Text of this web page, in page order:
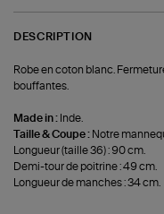
DESCRIPTION
Robe en coton blanc.
bouffantes.
Made in : Inde.
Taille & Coupe : Notre
Longueur (taille 36) : 90 cm.
Demi-tour de poitrine : 49 cm.
Longueur de manches : 34 cm.